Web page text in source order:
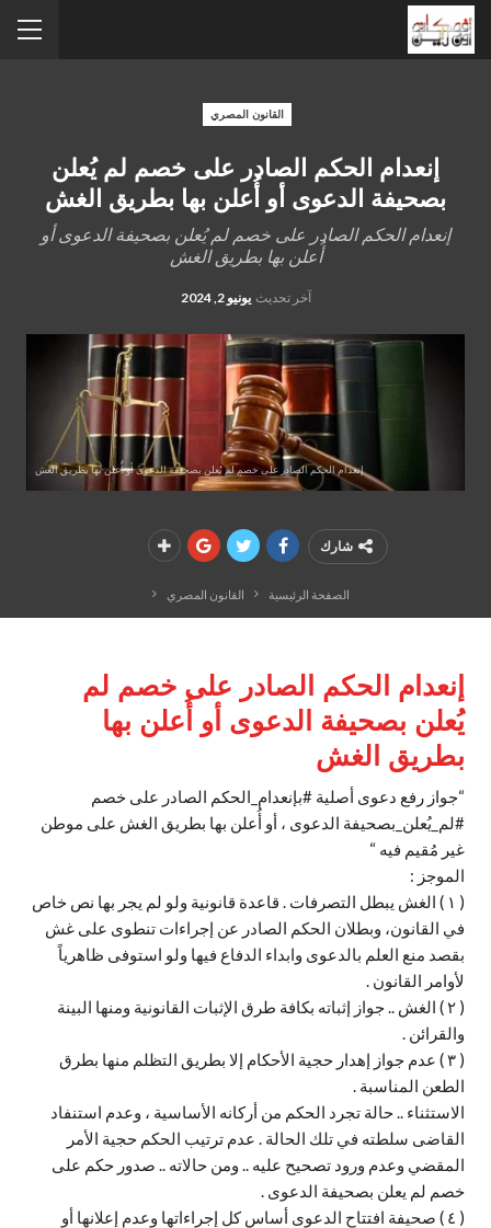
القانون المصري
إنعدام الحكم الصادر على خصم لم يُعلن
بصحيفة الدعوى أو أُعلن بها بطريق الغش
إنعدام الحكم الصادر على خصم لم يُعلن بصحيفة الدعوى أو
أُعلن بها بطريق الغش
آخر تحديث يونيو 2, 2024
إنعدام الحكم الصادر على خصم لم يُعلن بصحيفة الدعوى أو أُعلن بها بطريق الغش
شارك
الصفحة الرئيسية القانون المصري
إنعدام الحكم الصادر على خصم لم
يُعلن بصحيفة الدعوى أو أُعلن بها
بطريق الغش
“جواز رفع دعوى أصلية #بإنعدام_الحكم الصادر على خصم
#لم_يُعلن_بصحيفة الدعوى ، أو أُعلن بها بطريق الغش على موطن
غير مُقيم فيه “
الموجز :
( ١ ) الغش يبطل التصرفات . قاعدة قانونية ولو لم يجر بها نص خاص
في القانون، وبطلان الحكم الصادر عن إجراءات تنطوى على غش
بقصد منع العلم بالدعوى وابداء الدفاع فيها ولو استوفى ظاهرياً
لأوامر القانون .
( ٢ ) الغش .. جواز إثباته بكافة طرق الإثبات القانونية ومنها البينة
والقرائن .
( ٣ ) عدم جواز إهدار حجية الأحكام إلا بطريق التظلم منها بطرق
الطعن المناسبة .
الاستثناء .. حالة تجرد الحكم من أركانه الأساسية ، وعدم استنفاد
القاضى سلطته في تلك الحالة . عدم ترتيب الحكم حجية الأمر
المقضي وعدم ورود تصحيح عليه .. ومن حالاته .. صدور حكم على
خصم لم يعلن بصحيفة الدعوى .
( ٤ ) صحيفة افتتاح الدعوى أساس كل إجراءاتها وعدم إعلانها أو